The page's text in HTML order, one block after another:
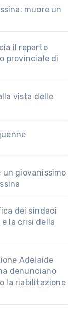
muore un
il reparto
provinciale di
vista delle
giovanissimo
dei sindaci
la crisi della
Adelaide
denunciano
la riabilitazione